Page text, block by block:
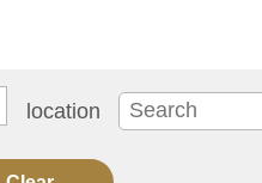
location